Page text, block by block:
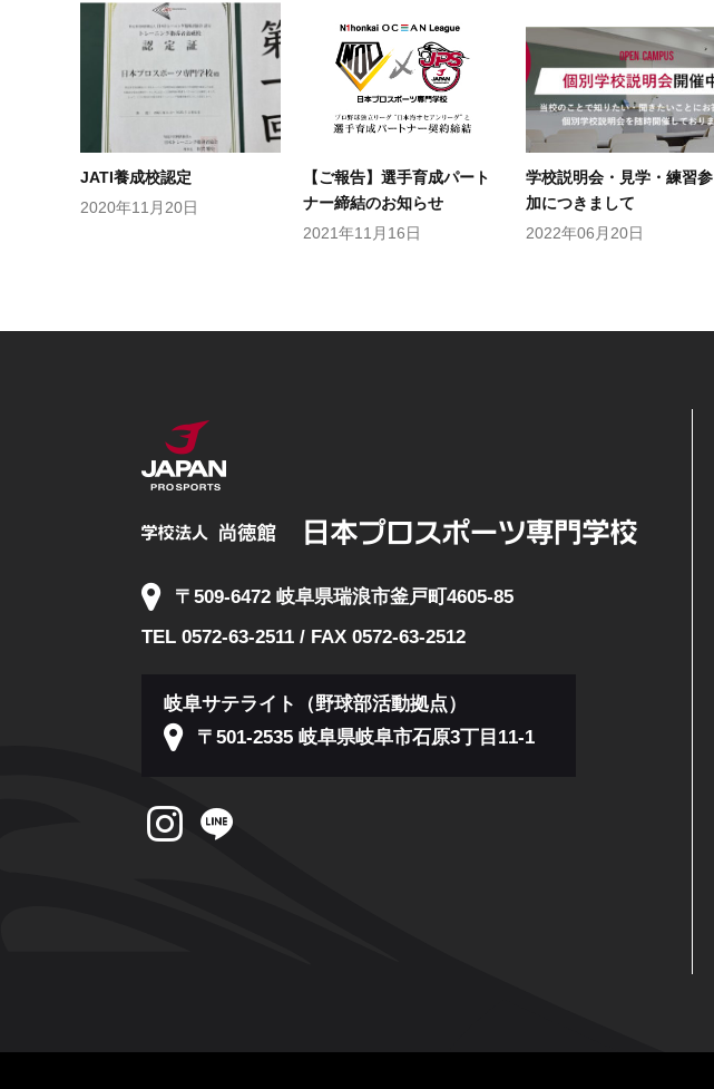
JATI養成校認定
2020年11月20日
【ご報告】選手育成パート
ナー締結のお知らせ
2021年11月16日
学校説明会・見学・練習参
加につきまして
2022年06月20日
〒509-6472 岐阜県瑞浪市釜戸町4605-85
TEL 0572-63-2511 / FAX 0572-63-2512
岐阜サテライト（野球部活動拠点）
〒501-2535 岐阜県岐阜市石原3丁目11-1